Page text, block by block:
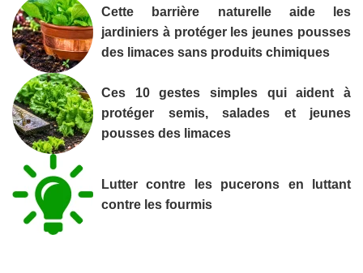
Cette barrière naturelle aide les
jardiniers à protéger les jeunes pousses
des limaces sans produits chimiques
Ces 10 gestes simples qui aident à
protéger semis, salades et jeunes
pousses des limaces
Lutter contre les pucerons en luttant
contre les fourmis